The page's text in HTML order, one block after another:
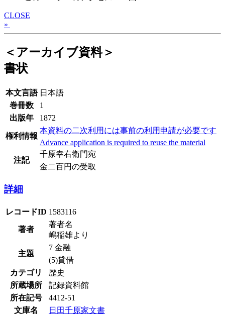
CLOSE
»
＜アーカイブ資料＞
書状
本文言語 日本語
巻冊数
1
出版年
1872
権利情報
本資料の二次利用には事前の利用申請が必要です
Advance application is required to reuse the material
注記
千原幸右衛門宛
金二百円の受取
詳細
レコードID 1583116
著者
著者名
嶋稲雄より
主題
7 金融
(5)貸借
カテゴリ
歴史
所蔵場所
記録資料館
所在記号
4412-51
文庫名
日田千原家文書